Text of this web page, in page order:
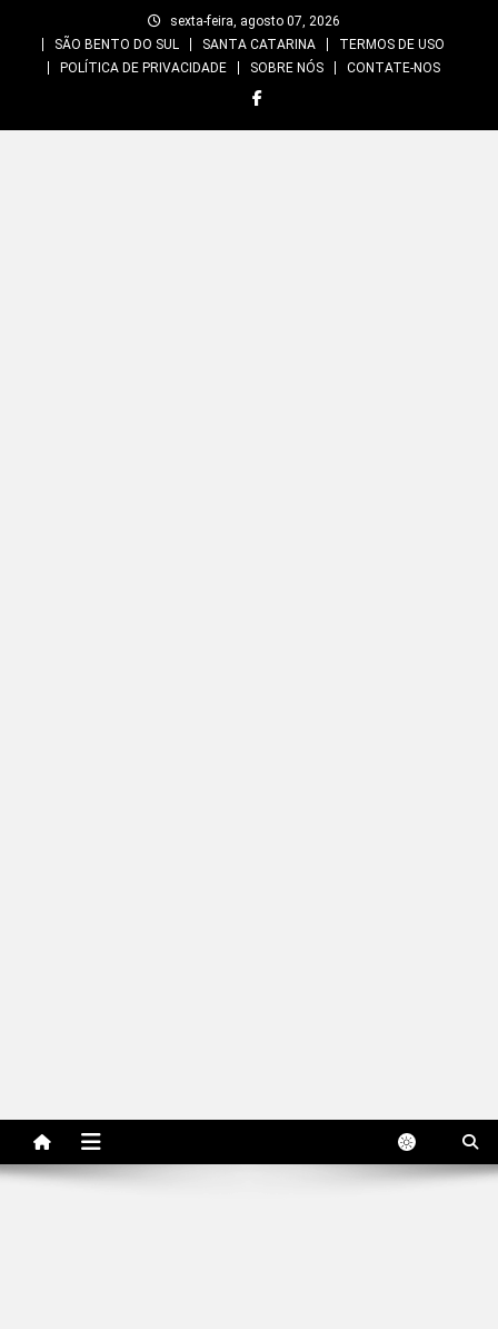
sexta-feira, agosto 07, 2026
SÃO BENTO DO SUL
SANTA CATARINA
TERMOS DE USO
POLÍTICA DE PRIVACIDADE
SOBRE NÓS CONTATE-NOS